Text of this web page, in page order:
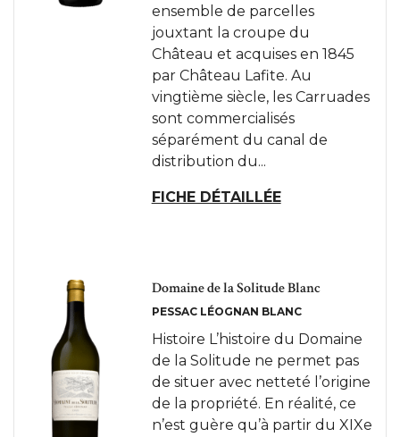
ensemble de parcelles
jouxtant la croupe du
Château et acquises en 1845
par Château Lafite. Au
vingtième siècle, les Carruades
sont commercialisés
séparément du canal de
distribution du...
FICHE DÉTAILLÉE
Domaine de la Solitude Blanc
PESSAC LÉOGNAN BLANC
Histoire L’histoire du Domaine
de la Solitude ne permet pas
de situer avec netteté l’origine
de la propriété. En réalité, ce
n’est guère qu’à partir du XIXe